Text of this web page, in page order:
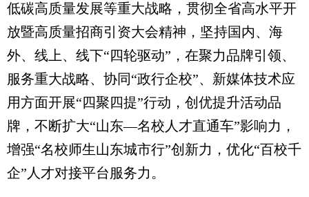
低碳高质量发展等重大战略，贯彻全省高水平开
放暨高质量招商引资大会精神，坚持国内、海
外、线上、线下“四轮驱动”，在聚力品牌引领、
服务重大战略、协同“政行企校”、新媒体技术应
用方面开展“四聚四提”行动，创优提升活动品
牌，不断扩大“山东—名校人才直通车”影响力，
增强“名校师生山东城市行”创新力，优化“百校千
企”人才对接平台服务力。